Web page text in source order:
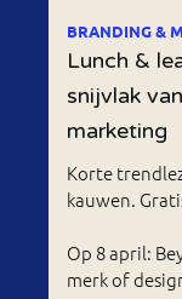
BRANDING &
Lunch &
snijvlak
marketing
Korte
kauwen.
Op 8 april:
merk of